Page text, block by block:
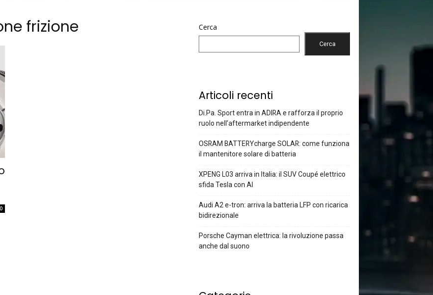
frizione
0
Cerca
Cerca
Articoli recenti
Di.Pa. Sport entra in ADIRA e rafforza il proprio
ruolo nell’aftermarket indipendente
OSRAM BATTERYcharge SOLAR: come funziona
il mantenitore solare di batteria
XPENG L03 arriva in Italia: il SUV Coupé elettrico
sfida Tesla con AI
Audi A2 e-tron: arriva la batteria LFP con ricarica
bidirezionale
Porsche Cayman elettrica: la rivoluzione passa
anche dal suono